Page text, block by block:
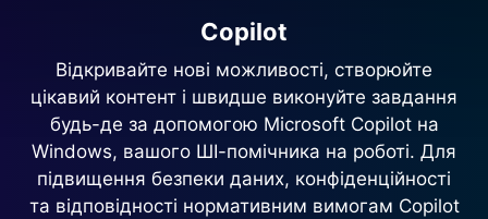
Copilot
Відкривайте нові можливості, створюйте
цікавий контент і швидше виконуйте завдання
будь-де за допомогою Microsoft Copilot на
Windows, вашого ШІ-помічника на роботі. Для
підвищення безпеки даних, конфіденційності
та відповідності нормативним вимогам Copilot